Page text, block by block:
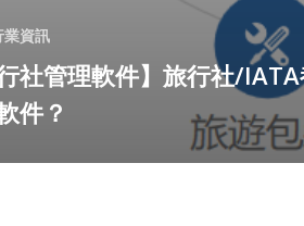
業資訊
行社管理軟件】旅行社/
件？